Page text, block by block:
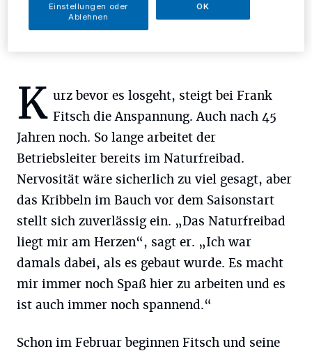
Foto: Stadt Mettmann
K urz bevor es losgeht, steigt bei Frank
Fitsch die Anspannung. Auch nach 45
Jahren noch. So lange arbeitet der
Betriebsleiter bereits im Naturfreibad.
Nervosität wäre sicherlich zu viel gesagt, aber
das Kribbeln im Bauch vor dem Saisonstart
stellt sich zuverlässig ein. „Das Naturfreibad
liegt mir am Herzen“, sagt er. „Ich war
damals dabei, als es gebaut wurde. Es macht
mir immer noch Spaß hier zu arbeiten und es
ist auch immer noch spannend.“
Schon im Februar beginnen Fitsch und seine
Einstellungen oder
Ablehnen
OK